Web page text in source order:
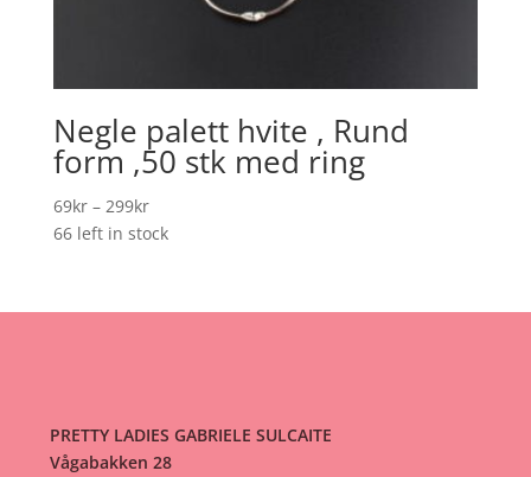
Negle palett hvite , Rund
form ,50 stk med ring
69kr – 299krPrisområde:
69kr
66 left in stock
PRETTY LADIES GABRIELE SULCAITE
Vågabakken 28